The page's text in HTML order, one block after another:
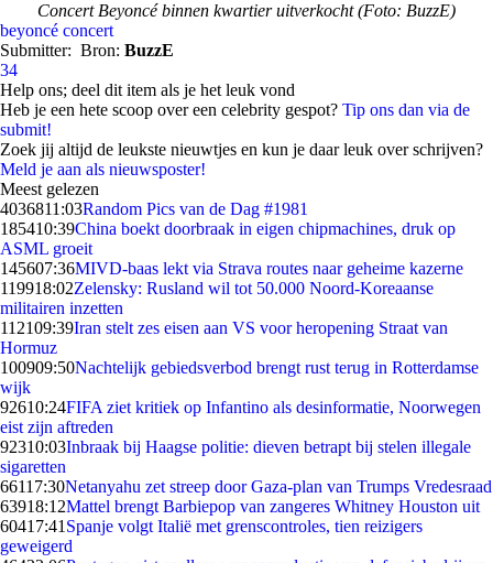
Concert Beyoncé binnen kwartier uitverkocht (Foto: BuzzE)
beyoncé concert
Submitter: Bron: BuzzE
34
Help ons; deel dit item als je het leuk vond
Heb je een hete scoop over een celebrity gespot? Tip ons dan via de
submit!
Zoek jij altijd de leukste nieuwtjes en kun je daar leuk over schrijven?
Meld je aan als nieuwsposter!
Meest gelezen
4036811:03Random Pics van de Dag #1981
185410:39China boekt doorbraak in eigen chipmachines, druk op
ASML groeit
145607:36MIVD-baas lekt via Strava routes naar geheime kazerne
119918:02Zelensky: Rusland wil tot 50.000 Noord-Koreaanse
militairen inzetten
112109:39Iran stelt zes eisen aan VS voor heropening Straat van
Hormuz
100909:50Nachtelijk gebiedsverbod brengt rust terug in Rotterdamse
wijk
92610:24FIFA ziet kritiek op Infantino als desinformatie, Noorwegen
eist zijn aftreden
92310:03Inbraak bij Haagse politie: dieven betrapt bij stelen illegale
sigaretten
66117:30Netanyahu zet streep door Gaza-plan van Trumps Vredesraad
63918:12Mattel brengt Barbiepop van zangeres Whitney Houston uit
60417:41 Spanje volgt Italië met grenscontroles, tien reizigers
geweigerd